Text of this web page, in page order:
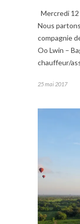
Mercredi
Nous
compagnie
Oo Lwin –
chauffeur/
25 mai 2017